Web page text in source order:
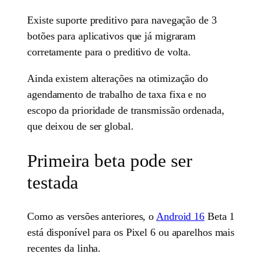
Existe suporte preditivo para navegação de 3
botões para aplicativos que já migraram
corretamente para o preditivo de volta.
Ainda existem alterações na otimização do
agendamento de trabalho de taxa fixa e no
escopo da prioridade de transmissão ordenada,
que deixou de ser global.
Primeira beta pode ser
testada
Como as versões anteriores, o Android 16 Beta 1
está disponível para os Pixel 6 ou aparelhos mais
recentes da linha.